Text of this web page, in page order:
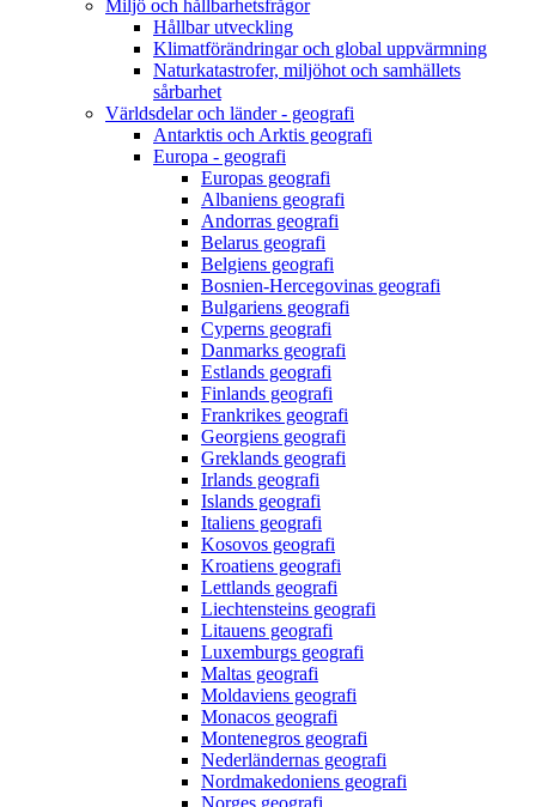
Miljö och hållbarhetsfrågor
Hållbar utveckling
Klimatförändringar och global uppvärmning
Naturkatastrofer, miljöhot och samhällets
sårbarhet
Världsdelar och länder - geografi
Antarktis och Arktis geografi
Europa - geografi
Europas geografi
Albaniens geografi
Andorras geografi
Belarus geografi
Belgiens geografi
Bosnien-Hercegovinas geografi
Bulgariens geografi
Cyperns geografi
Danmarks geografi
Estlands geografi
Finlands geografi
Frankrikes geografi
Georgiens geografi
Greklands geografi
Irlands geografi
Islands geografi
Italiens geografi
Kosovos geografi
Kroatiens geografi
Lettlands geografi
Liechtensteins geografi
Litauens geografi
Luxemburgs geografi
Maltas geografi
Moldaviens geografi
Monacos geografi
Montenegros geografi
Nederländernas geografi
Nordmakedoniens geografi
Norges geografi